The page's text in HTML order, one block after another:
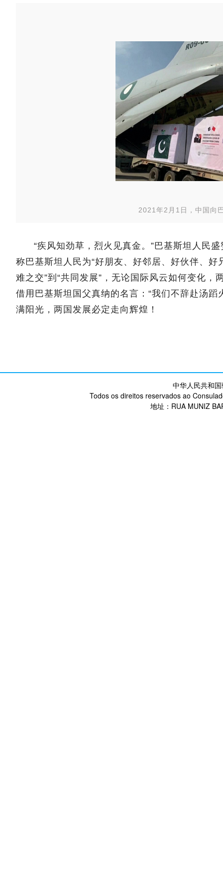
2021年2月1日，中国向
“疾风知劲草，烈火见真金。”巴基斯坦人民
称巴基斯坦人民为“好朋友、好邻居、好伙伴、
难之交”到“共同发展”，无论国际风云如何变化
借用巴基斯坦国父真纳的名言：“我们不辞赴汤
满阳光，两国发展必定走向辉煌！
中华人民共和
Todos os direitos reservados ao
地址：RUA MUNIZ